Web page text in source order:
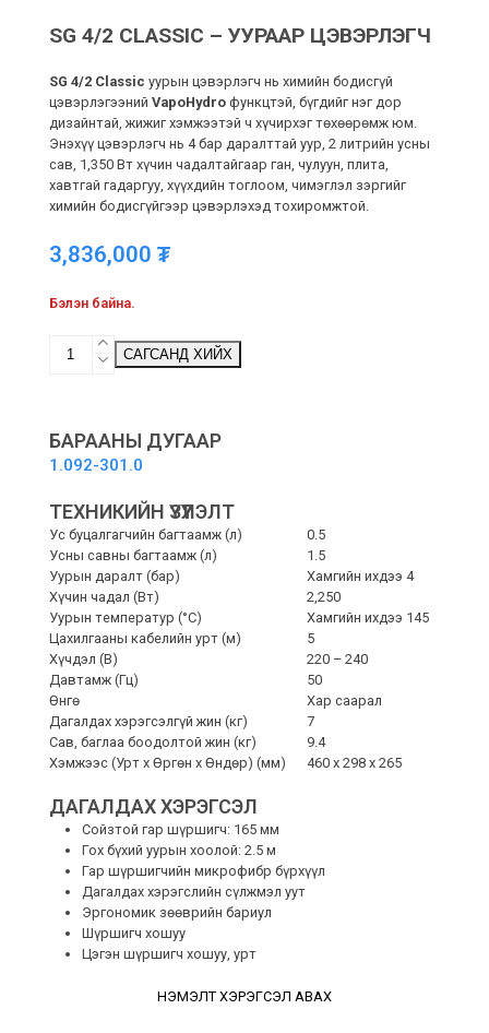
SG 4/2 CLASSIC – УУРААР ЦЭВЭРЛЭГЧ
SG 4/2 Classic уурын цэвэрлэгч нь химийн бодисгүй
цэвэрлэгээний VapoHydroфункцтэй, бүгдийг нэг дор
дизайнтай, жижиг хэмжээтэй ч хүчирхэг төхөөрөмж юм.
Энэхүү цэвэрлэгч нь 4 бар даралттай уур, 2 литрийн усны
сав, 1,350 Вт хүчин чадалтайгаар ган, чулуун, плита,
хавтгай гадаргуу, хүүхдийн тоглоом, чимэглэл зэргийг
химийн бодисгүйгээр цэвэрлэхэд тохиромжтой.
3,836,000 ₮
Бэлэн байна.
4/2
ЦЭВЭРЛЭГЧ
quantity
САГСАНД ХИЙХ
БАРААНЫ ДУГААР
1.092-301.0
ТЕХНИКИЙН ҮЗҮҮЛЭЛТ
Ус буцалгагчийн багтаамж (л)
0.5
Усны савны багтаамж (л)
1.5
Уурын даралт (бар)
Хамгийн ихдээ 4
Хүчин чадал (Вт)
2,250
Уурын температур (°C)
Хамгийн ихдээ 145
Цахилгааны кабелийн урт (м)
5
Хүчдэл (В)
220 – 240
Давтамж (Гц)
50
Өнгө
Хар саарал
Дагалдах хэрэгсэлгүй жин (кг)
7
Сав, баглаа боодолтой жин (кг)
9.4
Хэмжээс (Урт x Өргөн x Өндөр) (мм)
460 x 298 x 265
ДАГАЛДАХ ХЭРЭГСЭЛ
Сойзтой гар шүршигч: 165 мм
Гох бүхий уурын хоолой: 2.5 м
Гар шүршигчийн микрофибр бүрхүүл
Дагалдах хэрэгслийн сүлжмэл уут
Эргономик зөөврийн бариул
Шүршигч хошуу
Цэгэн шүршигч хошуу, урт
НЭМЭЛТ ХЭРЭГСЭЛ АВАХ